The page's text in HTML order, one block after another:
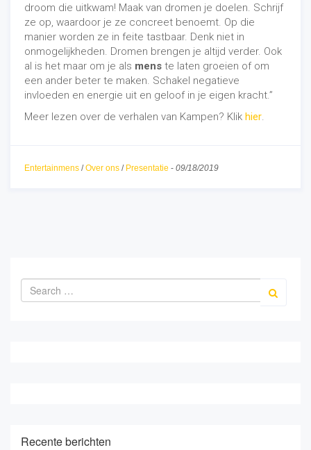
droom die uitkwam! Maak van dromen je doelen. Schrijf
ze op, waardoor je ze concreet benoemt. Op die
manier worden ze in feite tastbaar. Denk niet in
onmogelijkheden. Dromen brengen je altijd verder. Ook
al is het maar om je als mens te laten groeien of om
een ander beter te maken. Schakel negatieve
invloeden en energie uit en geloof in je eigen kracht.”
Meer lezen over de verhalen van Kampen? Klik hier
Entertainmens /Over ons / Presentatie - 09/18/2019
Recente berichten